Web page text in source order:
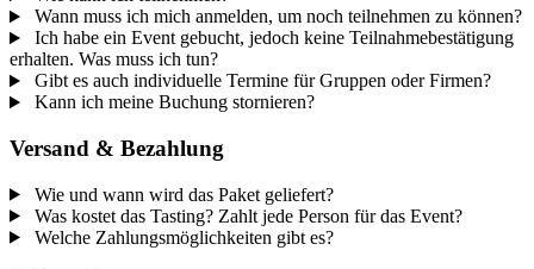
Wann muss ich mich anmelden, um noch teilnehmen zu können?
Ich habe ein Event gebucht, jedoch keine Teilnahmebestätigung
erhalten. Was muss ich tun?
Gibt es auch individuelle Termine für Gruppen oder Firmen?
Kann ich meine Buchung stornieren?
Versand & Bezahlung
Wie und wann wird das Paket geliefert?
Was kostet das Tasting? Zahlt jede Person für das Event?
Welche Zahlungsmöglichkeiten gibt es?